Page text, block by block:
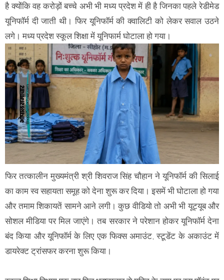
है क्योंकि वह करोड़ों बच्चे अभी भी मध्य प्रदेश में ही है जिनका पहले रेडीमेड
यूनिफॉर्म दी जाती थी। फिर यूनिफॉर्म की क्वालिटी को लेकर सवाल उठने
लगे। मध्य प्रदेश स्कूल शिक्षा में यूनिफार्म घोटाला हो गया।
फिर तत्कालीन मुख्यमंत्री श्री शिवराज सिंह चौहान ने यूनिफॉर्म की सिलाई
का काम स्व सहायता समूह को देना शुरू कर दिया। इसमें भी घोटाला हो गया
और तमाम शिकायतें सामने आने लगी। कुछ वीडियो तो अभी भी यूट्यूब और
सोशल मीडिया पर मिल जाएंगे। तब सरकार ने परेशान होकर यूनिफॉर्म देना
बंद किया और यूनिफॉर्म के लिए एक फिक्स अमाउंट, स्टूडेंट के अकाउंट में
डायरेक्ट ट्रांसफर करना शुरू किया।